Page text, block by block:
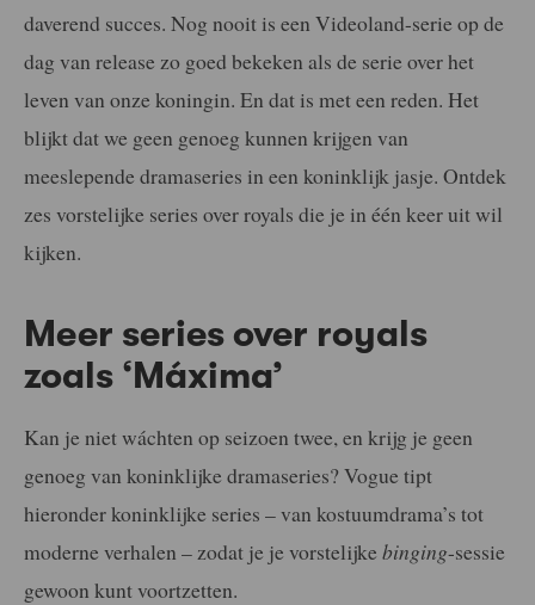
daverend succes. Nog nooit is een Videoland-serie op de
dag van release zo goed bekeken als de serie over het
leven van onze koningin. En dat is met een reden. Het
blijkt dat we geen genoeg kunnen krijgen van
meeslepende dramaseries in een koninklijk jasje. Ontdek
zes vorstelijke series over royals die je in één keer uit wil
kijken.
Meer series over royals
zoals ‘Máxima’
Kan je niet wáchten op seizoen twee, en krijg je geen
genoeg van koninklijke dramaseries? Vogue tipt
hieronder koninklijke series – van kostuumdrama’s tot
moderne verhalen – zodat je je vorstelijke binging-sessie
gewoon kunt voortzetten.